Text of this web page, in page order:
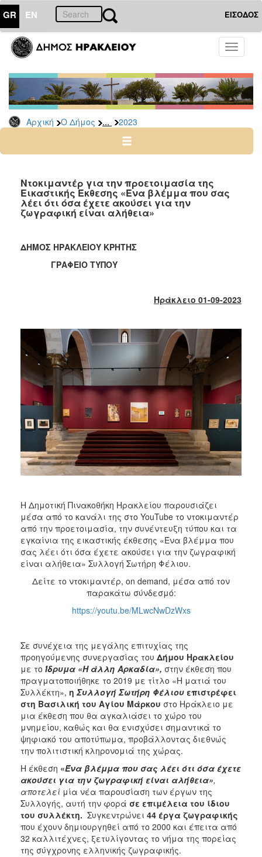
GR EN ΕΙΣΟΔΟΣ
Toggle
Αρχική Ο Δήμος ... 2023
ΔΗΜΟΣ
Δελτία
Τύπου
Αρχείο
2026
2024
2022
2021
2019
2018
2013
2012
2011
2010
2006
ΤΟΠΟΣ
ΠΟΛΙΤΙΣΜΟΣ
ΑΝΘΕΚΤΙΚΗ
ΠΟΛΗ
Ντοκιμαντέρ για την προετοιμασία της
Εικαστικής Έκθεσης «Ένα βλέμμα που σας
λέει ότι όσα έχετε ακούσει για την
ζωγραφική είναι αλήθεια»
ΔΗΜΟΣ ΗΡΑΚΛΕΙΟΥ ΚΡΗΤΗΣ
ΓΡΑΦΕΙΟ ΤΥΠΟΥ
Ηράκλειο 01-09-2023
Η Δημοτική Πινακοθήκη Ηρακλείου παρουσιάζει
μέσα από το κανάλι της στο YouTube το ντοκιμαντέρ
από την προετοιμασία, την συνέντευξη τύπου και τα
εγκαίνια της εικαστικής έκθεσης «Ένα βλέμμα που
σας λέει ότι όσα έχετε ακούσει για την ζωγραφική
είναι αλήθεια» Συλλογή Σωτήρη Φέλιου.
Δείτε το ντοκιμαντέρ, on demand, μέσα από τον
παρακάτω σύνδεσμό:
https://youtu.be/MLwcNwDzWxs
Σε συνέχεια της μεγάλης επιτυχίας της
προηγούμενης συνεργασίας του Δήμου Ηρακλείου
με το Ίδρυμα «Η άλλη Αρκαδία», στην έκθεση που
πραγματοποιήθηκε το 2019 με τίτλο «Η ματιά του
Συλλέκτη», η Συλλογή Σωτήρη Φέλιου επιστρέφει
στη Βασιλική του Αγίου Μάρκου στο Ηράκλειο με
μια έκθεση που θα αγκαλιάσει το χώρο του
μνημείου, καθώς και θα ενισχύσει σημαντικά το
ψηφιακό του αποτύπωμα, προβάλλοντας διεθνώς
την πολιτιστική κληρονομιά της χώρας.
Η έκθεση «Ένα βλέμμα που σας λέει ότι όσα έχετε
ακούσει για την ζωγραφική είναι αλήθεια»,
αποτελεί μία νέα παρουσίαση των έργων της
Συλλογής, αυτή την φορά σε επιμέλεια του ίδιου
του συλλέκτη. Συγκεντρώνει 44 έργα ζωγραφικής
που έχουν δημιουργηθεί από το 2000 και έπειτα από
32 καλλιτέχνες, ξετυλίγοντας το νήμα της πορείας
της σύγχρονης ελληνικής ζωγραφικής.